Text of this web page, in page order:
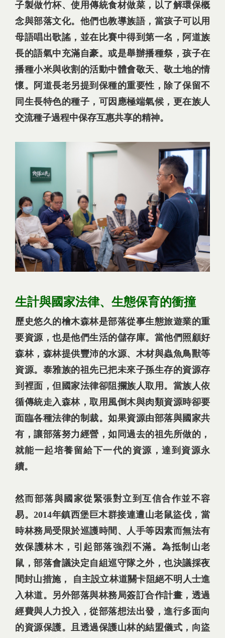
子製做竹杯、使用傳統食材做菜，以了解環保概
念與部落文化。他們也教導族語，當孩子可以用
母語唱出歌謠，並在比賽中得到第一名，阿道族
長的語氣中充滿自豪。或是舉辦播種祭，孩子在
播種小米與收割的活動中體會敬天、敬土地的情
懷。阿道長老另提到保種的重要性，除了保留不
同生長特色的種子，可因應極端氣候，更在族人
交流種子過程中保存互惠共享的精神。
生計與國家法律、生態保育的衝撞
歷史悠久的檜木森林是部落從事生態旅遊業的重
要資源，也是他們生活的儲存庫。當他們照顧好
森林，森林提供豐沛的水源、木材與蟲魚鳥獸等
資源。泰雅族的祖先已把未來子孫生存的資源存
到裡面，但國家法律卻阻攔族人取用。當族人依
循傳統走入森林，取用風倒木與肉類資源時卻要
面臨各種法律的制裁。如果資源由部落與國家共
有，讓部落努力經營，如同過去的祖先所做的，
就能一起培養留給下一代的資源，達到資源永
續。
然而部落與國家從緊張對立到互信合作並不容
易。2014年鎮西堡巨木群接連遭山老鼠盜伐，當
時林務局受限於巡護時間、人手等因素而無法有
效保護林木，引起部落強烈不滿。為抵制山老
鼠，部落會議決定自組巡守隊之外，也決議採夜
間封山措施， 自主設立林道關卡阻絕不明人士進
入林道。另外部落與林務局簽訂合作計畫，透過
經費與人力投入，從部落想法出發，進行多面向
的資源保護。且透過保護山林的結盟儀式，向盜